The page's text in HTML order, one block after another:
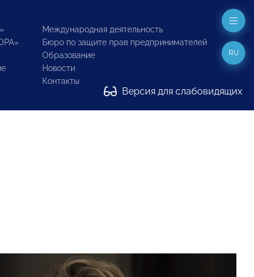
Международная деятельность
Бюро по защите прав предпринимателей
Образование
Новости
Контакты
Версия для слабовидящих
RU